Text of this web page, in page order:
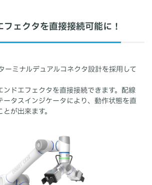
ェクタを直接接続可能に！
ーミナルデュアルコネクタ設計を採用して
ンドエフェクタを直接接続できます。配線
ータスインジケータにより、動作状態を直
が出来ます。